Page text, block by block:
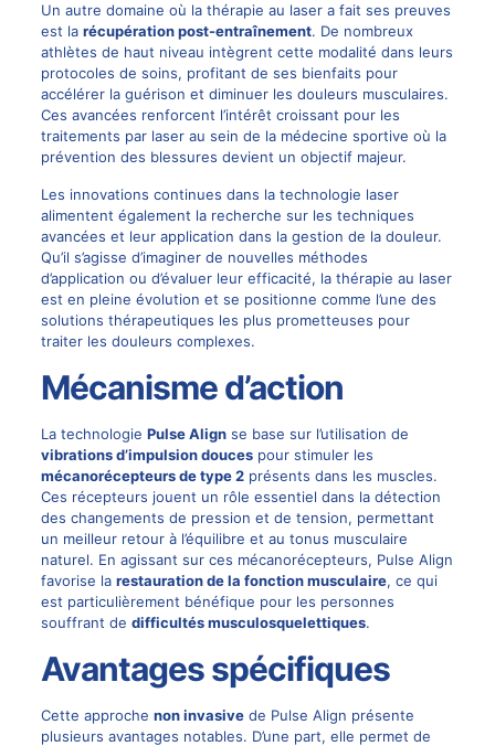
Un autre domaine où la thérapie au laser a fait ses preuves
est la récupération post-entraînement. De nombreux
athlètes de haut niveau intègrent cette modalité dans leurs
protocoles de soins, profitant de ses bienfaits pour
accélérer la guérison et diminuer les douleurs musculaires.
Ces avancées renforcent l’intérêt croissant pour les
traitements par laser au sein de la médecine sportive où la
prévention des blessures devient un objectif majeur.
Les innovations continues dans la technologie laser
alimentent également la recherche sur les techniques
avancées et leur application dans la gestion de la douleur.
Qu’il s’agisse d’imaginer de nouvelles méthodes
d’application ou d’évaluer leur efficacité, la thérapie au laser
est en pleine évolution et se positionne comme l’une des
solutions thérapeutiques les plus prometteuses pour
traiter les douleurs complexes.
Mécanisme d’action
La technologie Pulse Alignse base sur l’utilisation de
vibrations d’impulsion doucespour stimuler les
mécanorécepteurs de type 2présents dans les muscles.
Ces récepteurs jouent un rôle essentiel dans la détection
des changements de pression et de tension, permettant
un meilleur retour à l’équilibre et au tonus musculaire
naturel. En agissant sur ces mécanorécepteurs, Pulse Align
favorise la restauration de la fonction musculaire, ce qui
est particulièrement bénéfique pour les personnes
souffrant de difficultés musculosquelettiques.
Avantages spécifiques
Cette approche non invasivede Pulse Align présente
plusieurs avantages notables. D’une part, elle permet de